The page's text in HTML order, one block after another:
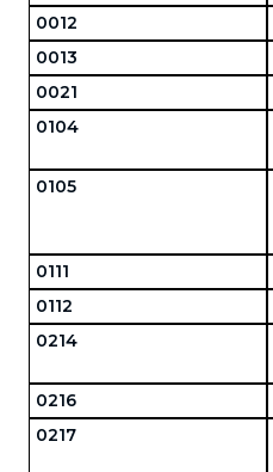
0012
0013
0021
0104
0105
0111
0112
0214
0216
0217